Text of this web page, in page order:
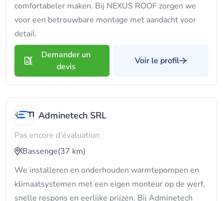
comfortabeler maken. Bij NEXUS ROOF zorgen we
voor een betrouwbare montage met aandacht voor
detail.
Demander un
devis
Voir le profil
Adminetech SRL
Pas encore d'évaluation
Bassenge(37 km)
We installeren en onderhouden warmtepompen en
klimaatsystemen met een eigen monteur op de werf,
snelle respons en eerlijke prijzen. Bij Adminetech